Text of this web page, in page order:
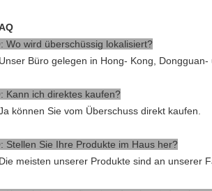
Wo wird überschüssig lokalisiert?
Büro gelegen in Hong- Kong,
Kann ich direktes kaufen?
können Sie vom Überschuss direkt kaufen.
Stellen Sie Ihre Produkte im Haus her?
meisten unserer Produkte sind an unserer